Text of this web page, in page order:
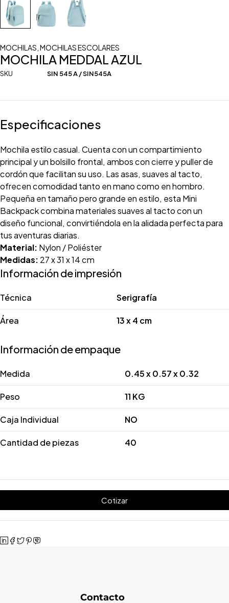
MOCHILAS MOCHILAS ESCOLARES
MOCHILA MEDDAL AZUL
SKU SIN 545 A / SIN545A
Especificaciones
Mochila estilo casual. Cuenta con un compartimiento
principal y un bolsillo frontal, ambos con cierre y puller de
cordón que facilitan su uso. Las asas, suaves al tacto,
ofrecen comodidad tanto en mano como en hombro.
Pequeña en tamaño pero grande en estilo, esta Mini
Backpack combina materiales suaves al tacto con un
diseño funcional, convirtiéndola en la alidada perfecta para
tus aventuras diarias.
Material: Nylon / Poliéster
Medidas: 27 x 31 x 14 cm
Información de impresión
Técnica Serigrafía
Área 13 x 4 cm
Información de empaque
Medida 0.45 x 0.57 x 0.32
Peso 11 KG
Caja Individual NO
Cantidad de piezas 40
Cotizar
Contacto